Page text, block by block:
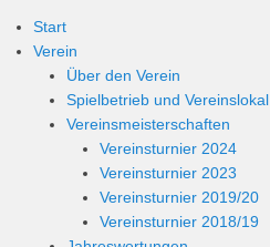
Start
Verein
Über den Verein
Spielbetrieb und Vereinslokal
Vereinsmeisterschaften
Vereinsturnier 2024
Vereinsturnier 2023
Vereinsturnier 2019/20
Vereinsturnier 2018/19